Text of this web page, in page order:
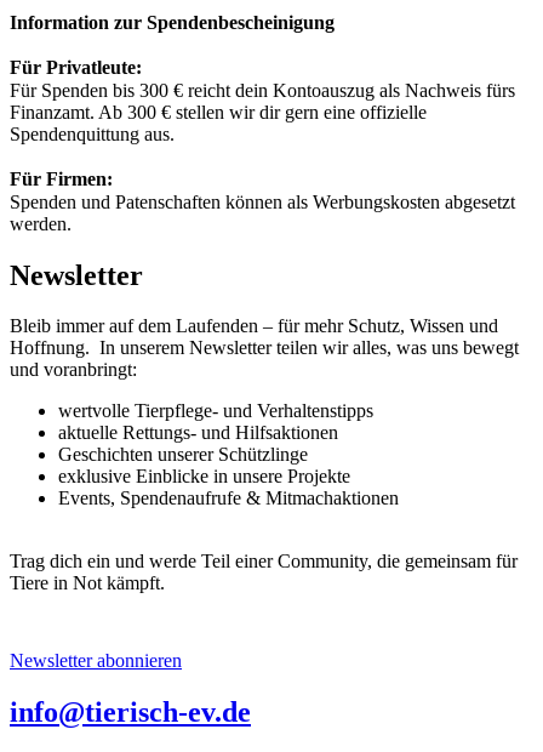
Information zur Spendenbescheinigung
Für Privatleute:
Für Spenden bis 300 € reicht dein Kontoauszug als Nachweis fürs
Finanzamt. Ab 300 € stellen wir dir gern eine offizielle
Spendenquittung aus.
Für Firmen:
Spenden und Patenschaften können als Werbungskosten abgesetzt
werden.
Newsletter
Bleib immer auf dem Laufenden – für mehr Schutz, Wissen und
Hoffnung. In unserem Newsletter teilen wir alles, was uns bewegt
und voranbringt:
wertvolle Tierpflege- und Verhaltenstipps
aktuelle Rettungs- und Hilfsaktionen
Geschichten unserer Schützlinge
exklusive Einblicke in unsere Projekte
Events, Spendenaufrufe & Mitmachaktionen
Trag dich ein und werde Teil einer Community, die gemeinsam für
Tiere in Not kämpft.
Newsletter abonnieren
info@tierisch-ev.de